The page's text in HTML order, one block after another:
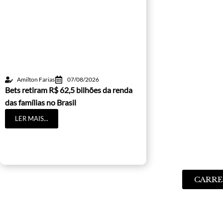
Amilton Farias 07/08/2026
Bets retiram R$ 62,5 bilhões da renda
das famílias no Brasil
LER MAIS...